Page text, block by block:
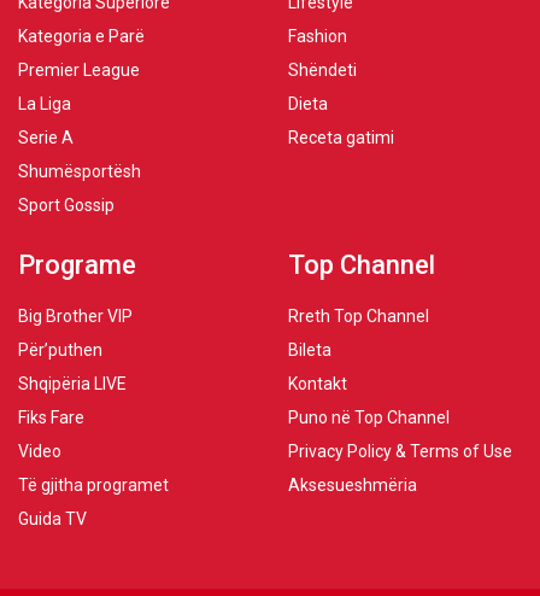
Kategoria e Parë
Premier League
La Liga
Serie A
Shumësportësh
Sport Gossip
Fashion
Shëndeti
Dieta
Receta gatimi
Programe
Big Brother VIP
Për’puthen
Shqipëria LIVE
Fiks Fare
Video
Të gjitha programet
Guida TV
Top Channel
Rreth Top Channel
Bileta
Kontakt
Puno në Top Channel
Privacy Policy & Terms of Use
Aksesueshmëria